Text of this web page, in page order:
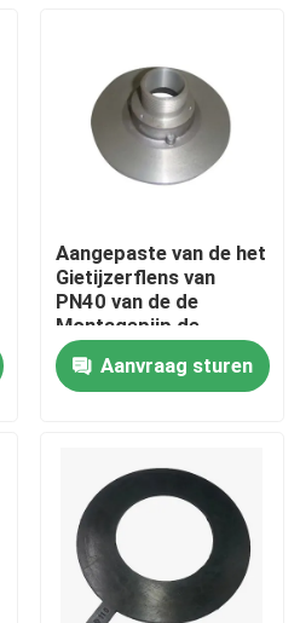
Aangepaste van de het
Gietijzerflens van
PN40 van de de
Montagepijp de
Flensverbinding
Aanvraag sturen